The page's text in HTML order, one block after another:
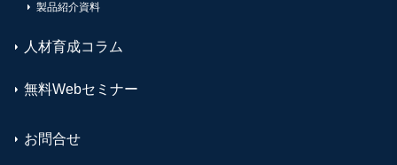
製品紹介資料
人材育成コラム
無料Webセミナー
お問合せ